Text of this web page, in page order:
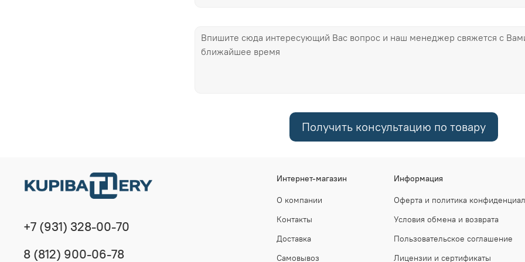
Получить консультацию по товару
Интернет-магазин
О компании
Контакты
Доставка
Самовывоз
Информация
Оферта и политика
Условия обмена и возврата
Пользовательское соглашение
Лицензии и сертификаты
+7 (931) 328-00-70
8 (812) 900-06-78